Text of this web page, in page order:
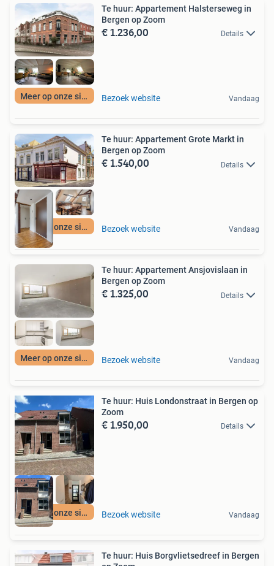
Meer op onze site
Te huur: Appartement Halsterseweg in
Bergen op Zoom
€ 1.236,00 Details
Bezoek website Vandaag
Meer op onze site
Te huur: Appartement Grote Markt in
Bergen op Zoom
€ 1.540,00 Details
Bezoek website Vandaag
Meer op onze site
Te huur: Appartement Ansjovislaan in
Bergen op Zoom
€ 1.325,00 Details
Bezoek website Vandaag
Meer op onze site
Te huur: Huis Londonstraat in Bergen op
Zoom
€ 1.950,00 Details
Bezoek website Vandaag
Te huur: Huis Borgvlietsedreef in Bergen